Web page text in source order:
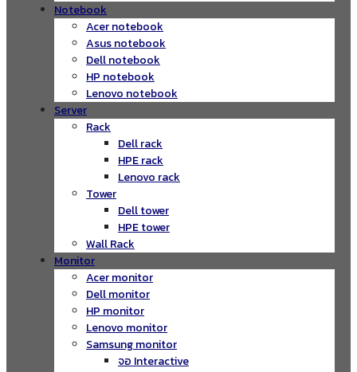
Notebook
Acer notebook
Asus notebook
Dell notebook
HP notebook
Lenovo notebook
Server
Rack
Dell rack
HPE rack
Lenovo rack
Tower
Dell tower
HPE tower
Wall Rack
Monitor
Acer monitor
Dell monitor
HP monitor
Lenovo monitor
Samsung monitor
จอ Interactive